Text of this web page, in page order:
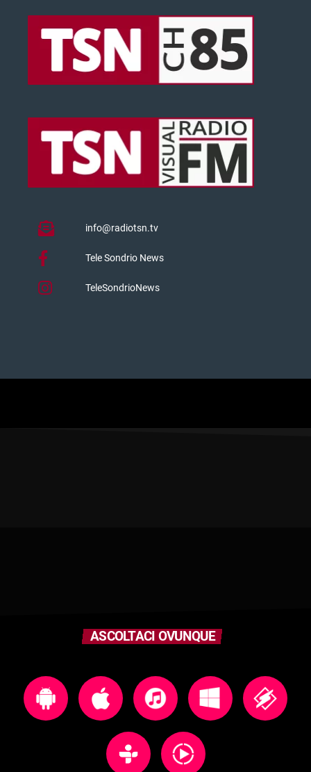
info@radiotsn.tv
Tele Sondrio News
TeleSondrioNews
ASCOLTACI OVUNQUE